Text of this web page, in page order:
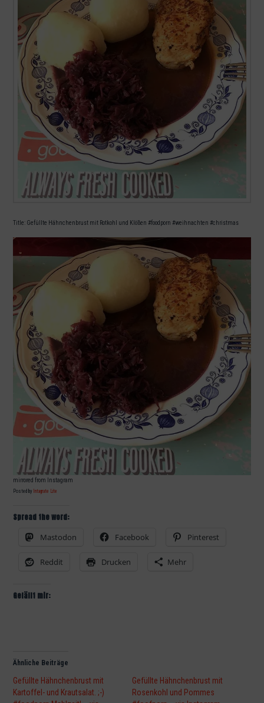
Title: Gefüllte Hähnchenbrust mit Rotkohl und Klößen #foodporn #weihnachten #christmas
mirrored from Instagram
Posted by Intagrate Lite
Spread the word:
Mastodon
Facebook Pinterest
Reddit Drucken Mehr
Gefällt mir:
Ähnliche Beiträge
Gefüllte Hähnchenbrust mit
Kartoffel- und Krautsalat. ;-)
Gefüllte Hähnchenbrust mit
Rosenkohl und Pommes